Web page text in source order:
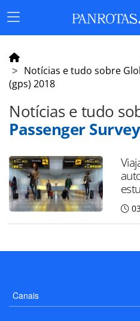
Menu
Principal
Notícias e tudo sobre
(gps) 2018
Notícias e tudo
Passenger
Canais